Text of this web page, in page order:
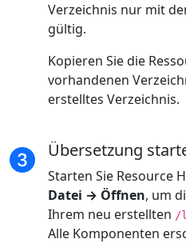
Verzeichnis nur mit
gültig.
Kopieren Sie die
vorhandenen
erstelltes Verzeichnis.
Übersetzung
Starten Sie Resource
Datei → Öffnen, um
Ihrem neu erstellten /
Alle Komponenten